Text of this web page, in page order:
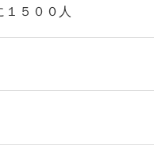
５００人